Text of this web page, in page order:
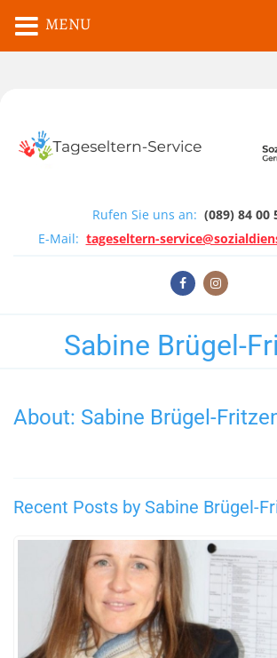
Rufen Sie uns an: (089) 84 00
E-Mail: tageseltern-
Sabine Brügel-
About: Sabine Brügel-
Recent Posts by Sabine Brügel-
MENU